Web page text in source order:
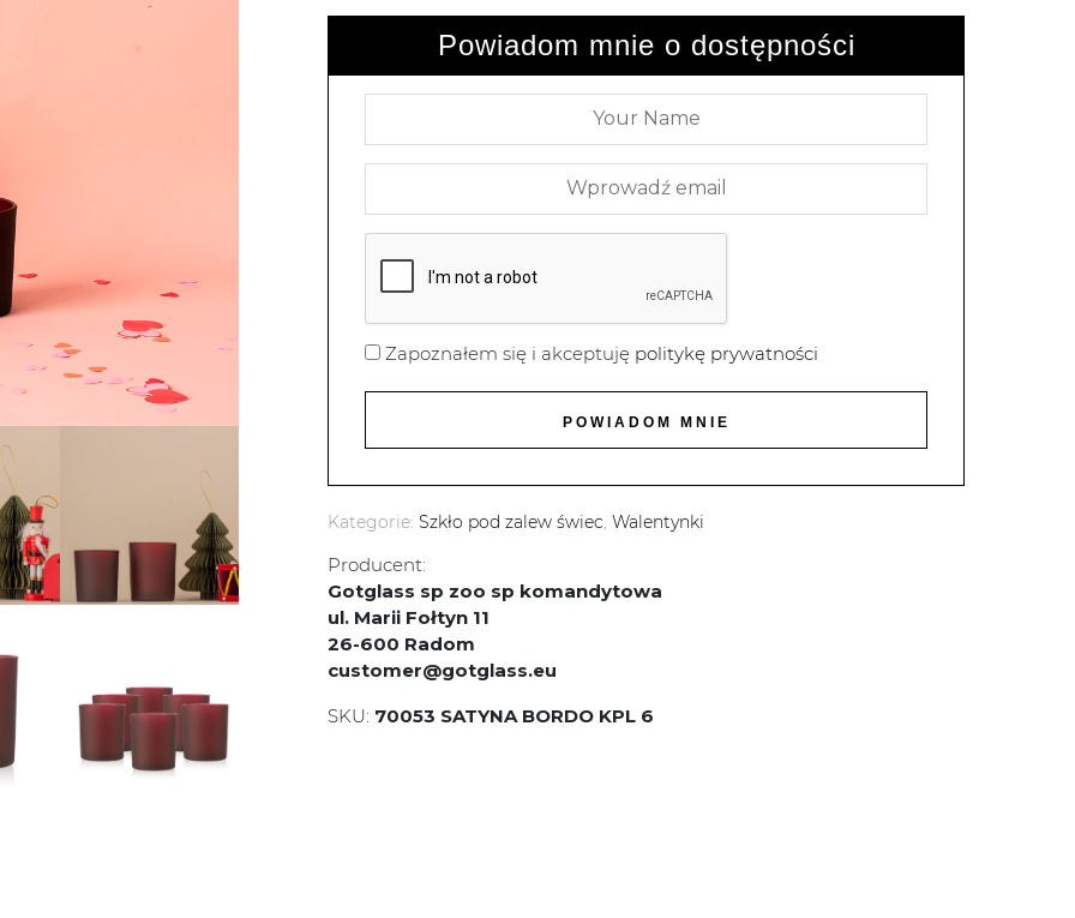
Powiadom mnie o dostępności
Zapoznałem się i akceptuję politykę prywatności
Kategorie:Szkło pod zalew świec ,Walentynki
Producent:
Gotglass sp zoo sp komandytowa
ul. Marii Fołtyn 11
26-600 Radom
customer@gotglass.eu
SKU: 70053 SATYNA BORDO KPL 6